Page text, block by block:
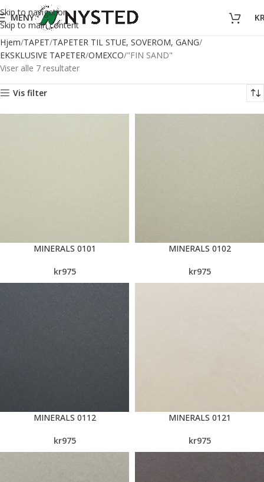
Skip to navigation
Skip to main content
MENY
Hjem TAPET TAPETER TIL STUE, SOVEROM, GANG
EKSKLUSIVE TAPETER OMEXCO "FIN SAND"
Viser alle 7 resultater
Vis filter
MINERALS 0101
kr975
MINERALS 0102
kr975
MINERALS 0112
kr975
MINERALS 0121
kr975